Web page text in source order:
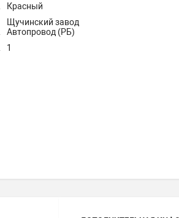
Красный
Щучинский завод
Автопровод (РБ)
1